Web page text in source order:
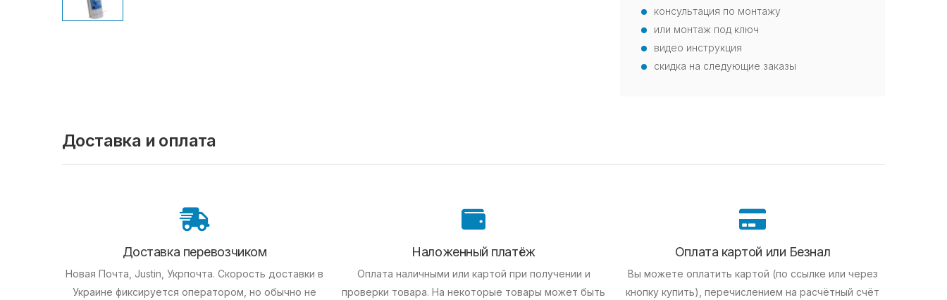
консультация по монтажу
или монтаж под ключ
видео инструкция
скидка на следующие заказы
Доставка и оплата
Доставка перевозчиком
Новая Почта, Justin, Укрпочта. Скорость доставки в
Украине фиксируется оператором, но обычно не
Наложенный платёж
Оплата наличными или картой при получении и
проверки товара. На некоторые товары может быть
Оплата картой или Безнал
Вы можете оплатить картой (по ссылке или через
кнопку купить), перечислением на расчётный счёт